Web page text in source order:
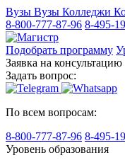
Вузы Вузы Колледжи
8-800-777-87-96 8-495-
Подобрать программу
Заявка на консультацию
Задать вопрос:
По всем вопросам:
8-800-777-87-96 8-495-
Уровень образования